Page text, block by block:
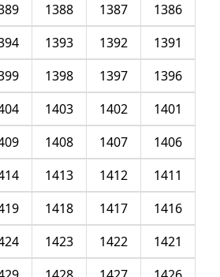
1386
1387
1388
1391
1392
1393
1396
1397
1398
1401
1402
1403
1406
1407
1408
1411
1412
1413
1416
1417
1418
1421
1422
1423